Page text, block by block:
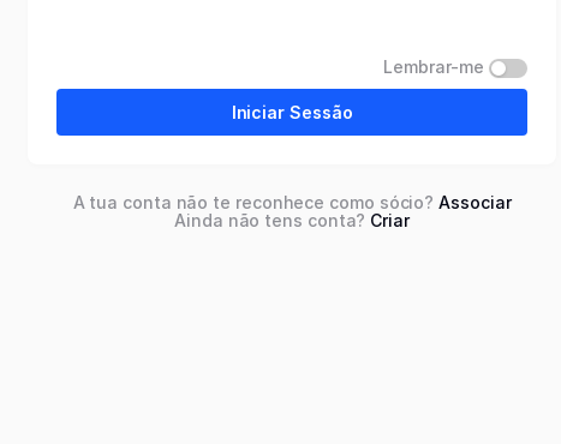
Lembrar-me
Iniciar Sessão
A tua conta não te reconhece como sócio?Associar
Ainda não tens conta? Criar